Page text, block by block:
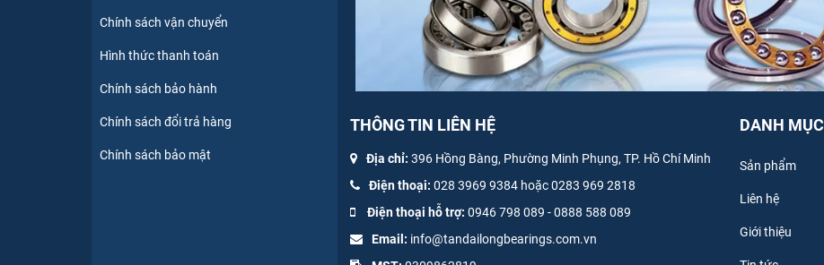
Chính sách vận chuyển
Hình thức thanh toán
Chính sách bảo hành
Chính sách đổi trả hàng
Chính sách bảo mật
THÔNG TIN LIÊN HỆ
Địa chỉ: 396 Hồng Bàng, Phường Minh Phụng, TP. Hồ Chí Minh
Điện thoại: 028 3969 9384 hoặc 0283 969 2818
Điện thoại hỗ trợ: 0946 798 089 -0888 588 089
Email: info@tandailongbearings.com.vn
DANH MỤC
Sản phẩm
Liên hệ
Giới thiệu